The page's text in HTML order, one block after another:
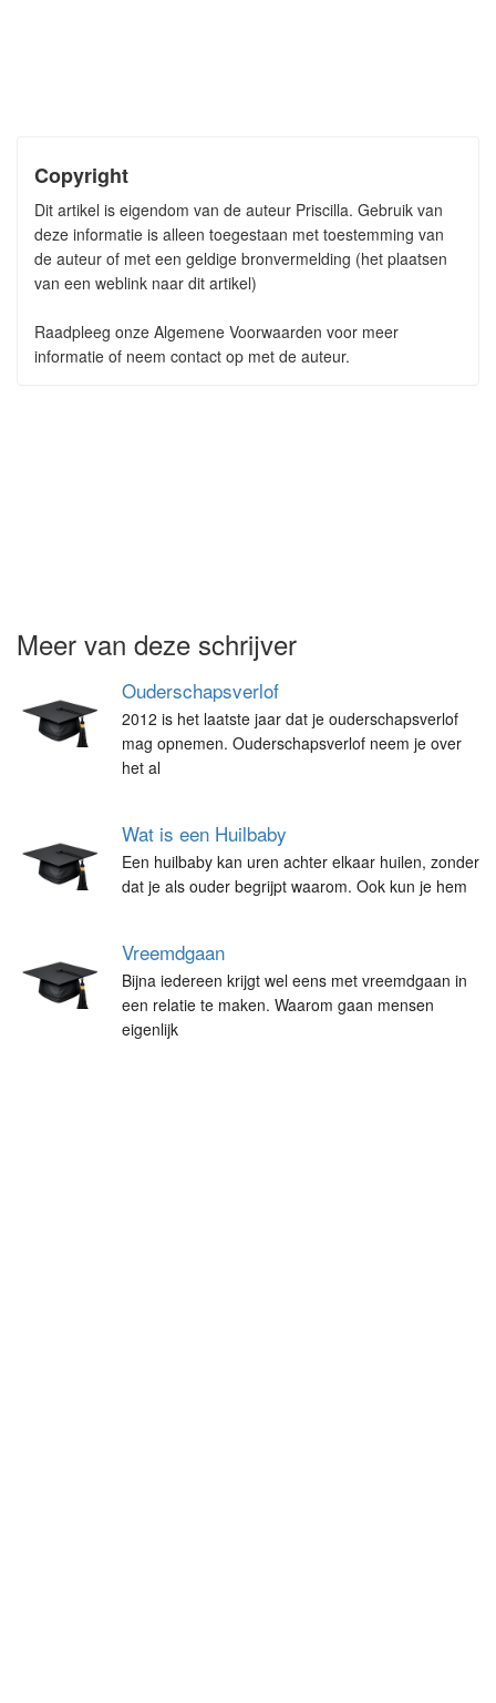
Copyright
Dit artikel is eigendom van de auteur Priscilla. Gebruik van
deze informatie is alleen toegestaan met toestemming van
de auteur of met een geldige bronvermelding (het plaatsen
van een weblink naar dit artikel)
Raadpleeg onze Algemene Voorwaarden voor meer
informatie of neem contact op met de auteur.
Meer van deze schrijver
Ouderschapsverlof
2012 is het laatste jaar dat je ouderschapsverlof
mag opnemen. Ouderschapsverlof neem je over
het al
Wat is een Huilbaby
Een huilbaby kan uren achter elkaar huilen, zonder
dat je als ouder begrijpt waarom. Ook kun je hem
Vreemdgaan
Bijna iedereen krijgt wel eens met vreemdgaan in
een relatie te maken. Waarom gaan mensen
eigenlijk